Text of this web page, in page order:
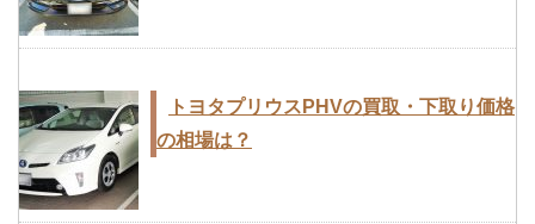
トヨタプリウスPHVの買取・下取り価格
の相場は？